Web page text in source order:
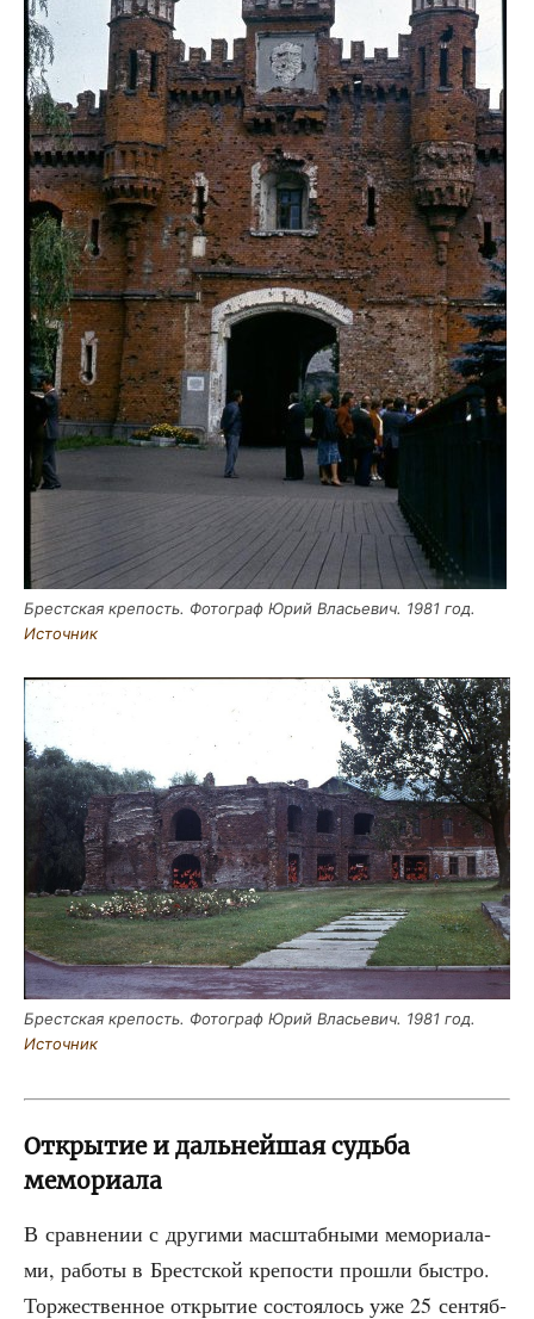
Брест­ская кре­пость. Фото­граф Юрий Вла­сье­вич. 1981 год.
Источ­ник
Брест­ская кре­пость. Фото­граф Юрий Вла­сье­вич. 1981 год.
Источ­ник
Открытие и дальнейшая судьба
мемориала
В срав­не­нии с дру­ги­ми мас­штаб­ны­ми мемо­ри­а­ла­
ми, рабо­ты в Брест­ской кре­по­сти про­шли быст­ро.
Тор­же­ствен­ное откры­тие состо­я­лось уже 25 сен­тяб­